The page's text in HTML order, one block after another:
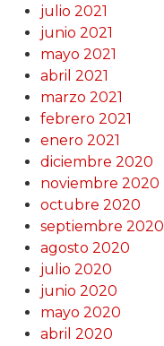
julio 2021
junio 2021
mayo 2021
abril 2021
marzo 2021
febrero 2021
enero 2021
diciembre 2020
noviembre 2020
octubre 2020
septiembre 2020
agosto 2020
julio 2020
junio 2020
mayo 2020
abril 2020